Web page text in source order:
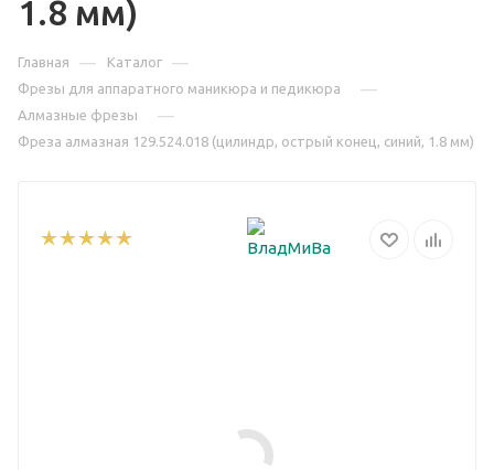
1.8 мм)
Главная — Каталог —
Фрезы для аппаратного маникюра и педикюра —
Алмазные фрезы —
Фреза алмазная 129.524.018 (цилиндр, острый конец, синий, 1.8 мм)